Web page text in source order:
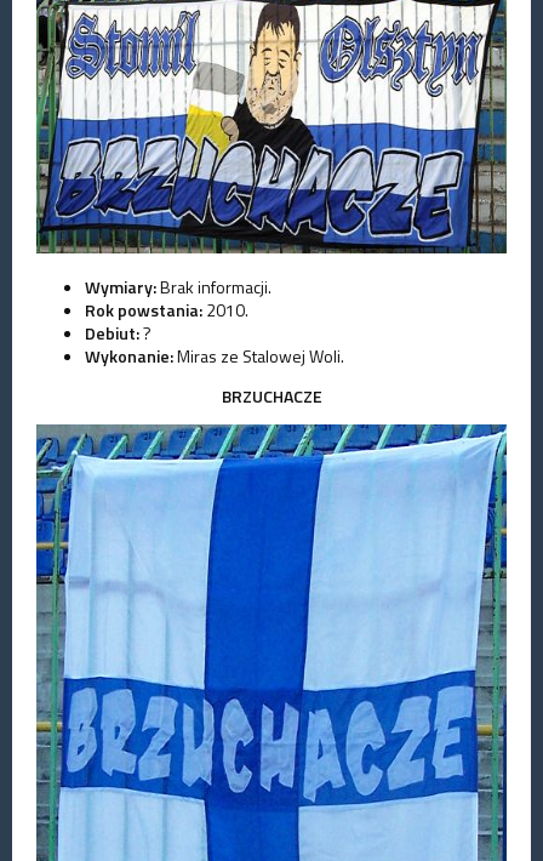
Wymiary:Brak informacji.
Rok powstania:2010.
Debiut:?
Wykonanie:Miras ze Stalowej Woli.
BRZUCHACZE